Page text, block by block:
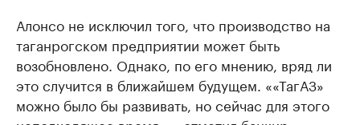
Алонсо не исключил того, что производство на
таганрогском предприятии может быть
возобновлено. Однако, по его мнению, вряд ли
это случится в ближайшем будущем. ««ТагАЗ»
можно было бы развивать, но сейчас для этого